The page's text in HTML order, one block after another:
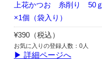
上花かつお 糸削り 50ｇ
×1個（袋入り）
¥390（税込）
お気に入りの登録人数：0人
▶ 詳細ページへ